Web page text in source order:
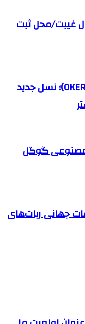
ویژه سربازان با ۸ سال غیبت/محل ثبت
معرفی کرکره فولادی اوکر (OKER)؛ نسل جدید
گوگل
جهانی ربات‌های